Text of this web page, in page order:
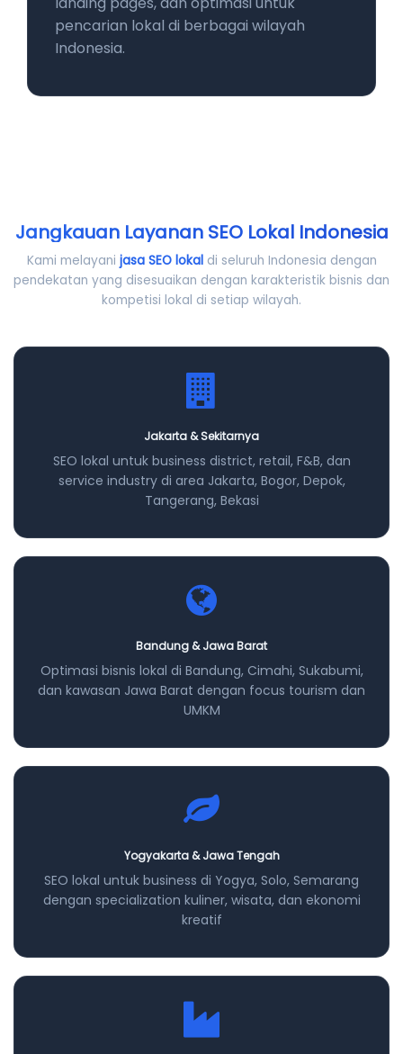
pencarian lokal di berbagai wilayah
Indonesia.
Jangkauan Layanan SEO Lokal Indonesia
Kami melayani jasa SEO lokaldi seluruh Indonesia dengan
pendekatan yang disesuaikan dengan karakteristik bisnis dan
kompetisi lokal di setiap wilayah.
Jakarta & Sekitarnya
SEO lokal untuk business district, retail, F&B, dan
service industry di area Jakarta, Bogor, Depok,
Tangerang, Bekasi
Bandung & Jawa Barat
Optimasi bisnis lokal di Bandung, Cimahi, Sukabumi,
dan kawasan Jawa Barat dengan focus tourism dan
UMKM
Yogyakarta & Jawa Tengah
SEO lokal untuk business di Yogya, Solo, Semarang
dengan specialization kuliner, wisata, dan ekonomi
kreatif